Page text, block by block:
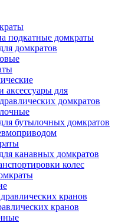
подкатные домкраты
домкратов
аксессуары для
домкратов
бутылочных домкратов
канавных домкратов
колес
кранов
кранов